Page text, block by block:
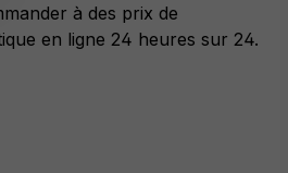
à des prix de
en ligne 24 heures sur 24.